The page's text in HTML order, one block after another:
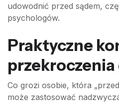
udowodnić przed sądem,
psychologów.
Praktyczne
Co grozi osobie, która
może zastosować